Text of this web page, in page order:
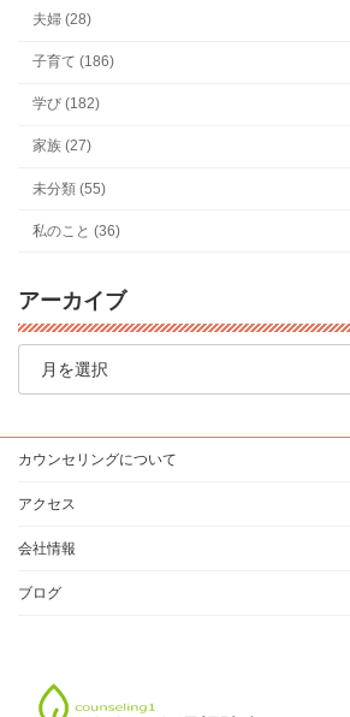
夫婦 (28)
子育て (186)
学び (182)
家族 (27)
未分類 (55)
私のこと (36)
アーカイブ
ア
カウンセリングについて
アクセス
会社情報
ブログ